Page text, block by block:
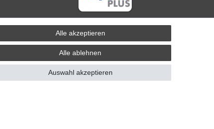
Alle akzeptieren
Alle ablehnen
Auswahl akzeptieren